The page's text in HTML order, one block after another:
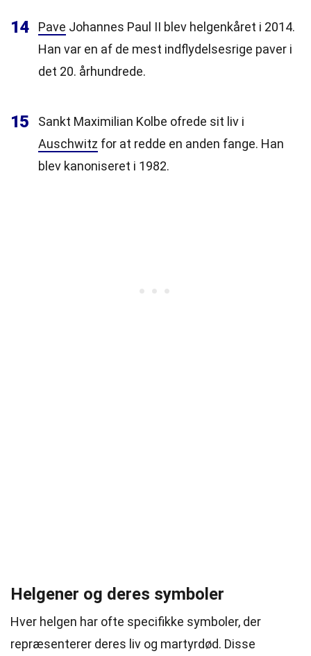
14 Pave Johannes Paul II blev helgenkåret i 2014.
Han var en af de mest indflydelsesrige paver i
det 20. århundrede.
15
Sankt Maximilian Kolbe ofrede sit liv i
Auschwitz for at redde en anden fange. Han
blev kanoniseret i 1982.
Helgener og deres symboler
Hver helgen har ofte specifikke symboler, der
repræsenterer deres liv og martyrdød. Disse